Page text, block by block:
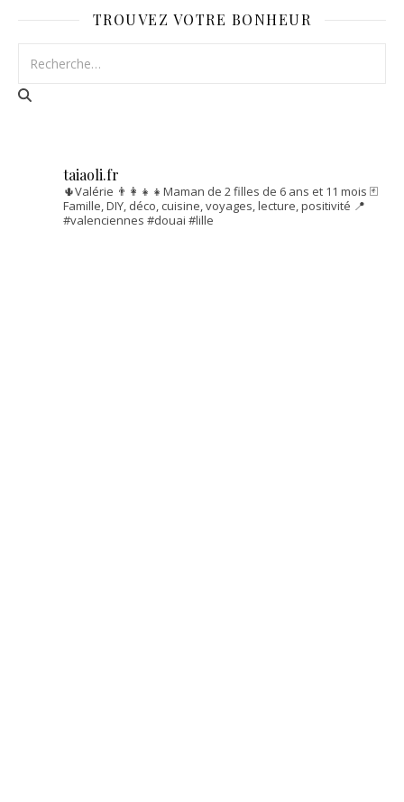
TROUVEZ VOTRE BONHEUR
taiaoli.fr
🌵Valérie 👨‍👩‍👧‍👧Maman de 2 filles de 6 ans et 11 mois 🃏
Famille, DIY, déco, cuisine, voyages, lecture, positivité 📍
#valenciennes #douai #lille